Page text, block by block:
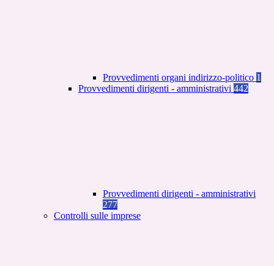
Provvedimenti organi indirizzo-politico 1
Provvedimenti dirigenti - amministrativi 442
Provvedimenti dirigenti - amministrativi
277
Controlli sulle imprese